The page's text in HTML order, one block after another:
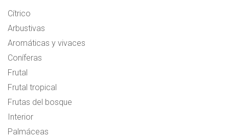
Cítrico
Arbustivas
Aromáticas y vivaces
Coníferas
Frutal
Frutal tropical
Frutas del bosque
Interior
Palmáceas